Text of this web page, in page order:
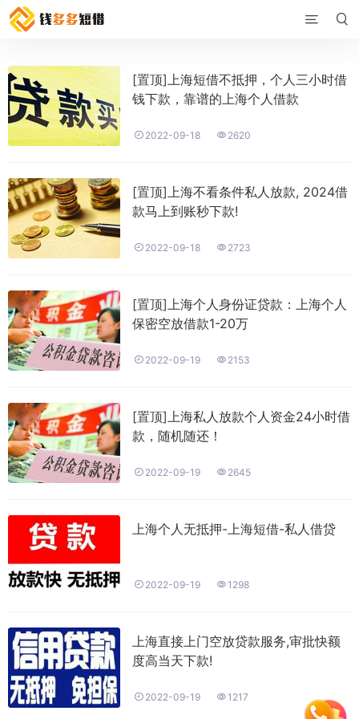
 
[置顶]上海短借不抵押，个人三小时借
钱下款，靠谱的上海个人借款
 2022-09-18  2620
[置顶]上海不看条件私人放款, 2024借
款马上到账秒下款!
 2022-09-18  2723
[置顶]上海个人身份证贷款：上海个人
保密空放借款1-20万
 2022-09-19  2153
[置顶]上海私人放款个人资金24小时借
款，随机随还！
 2022-09-19  2645
上海个人无抵押-上海短借-私人借贷
 2022-09-19  1298
上海直接上门空放贷款服务,审批快额
度高当天下款!
 2022-09-19  1217